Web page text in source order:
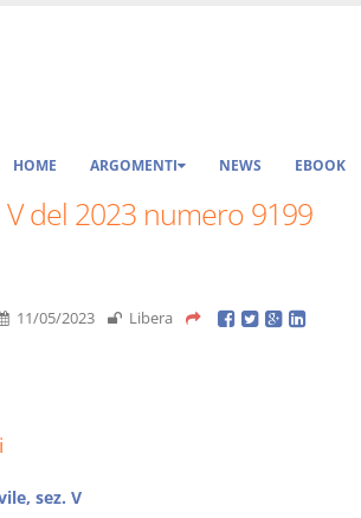
HOME ARGOMENTI NEWS EBOOK
V del 2023 numero 9199
11/05/2023 Libera
sez. V